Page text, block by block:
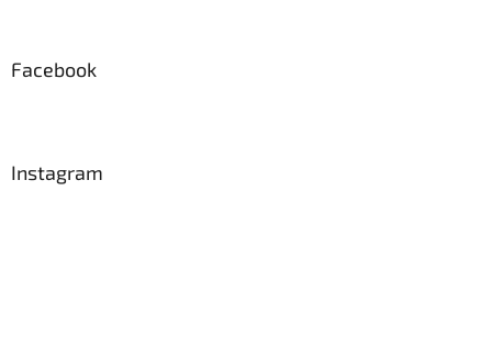
Facebook
Instagram